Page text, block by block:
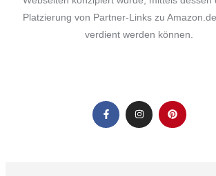
Platzierung von Partner-Links zu
verdient werden können.